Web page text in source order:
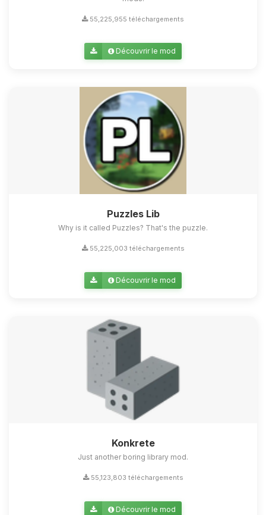
55,225,955 téléchargements
Découvrir le mod
Puzzles Lib
Why is it called Puzzles? That's the puzzle.
55,225,003 téléchargements
Découvrir le mod
Konkrete
Just another boring library mod.
55,123,803 téléchargements
Découvrir le mod